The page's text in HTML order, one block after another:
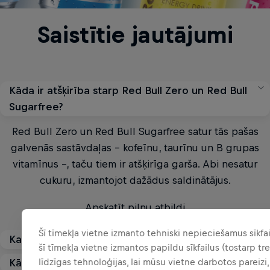
Saistītie jautājumi
Kāda ir atšķirība starp Red Bull Zero un Red Bull
Sugarfree?
Red Bull Zero un Red Bull Sugarfree satur tās pašas
galvenās sastāvdaļas – kofeīnu, taurīnu un B grupas
vitamīnus –, taču tiem ir atšķirīga garša. Abi nesatur
cukuru, izmantojot dažādus saldinātājus.
Apskatīt pilnu atbildi
Kas ir Red Bull Sugarfree?
Red Bull Sugarfree ir Red Bull Energy Drink bez
Kādas ir Red Bull Sugarfree uzturvērtības?
Šī tīmekļa vietne izmanto tehniski nepieciešamus
šī tīmekļa vietne izmantos papildu sīkfailus (tostarp
līdzīgas tehnoloģijas, lai mūsu vietne darbotos